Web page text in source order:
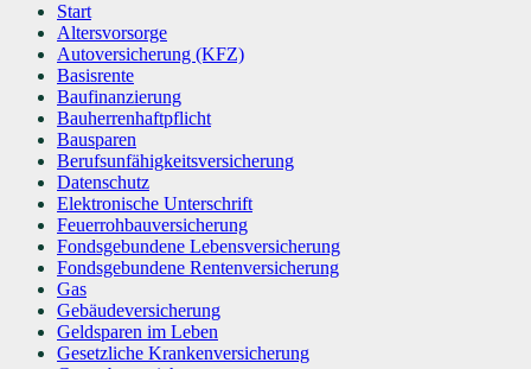
Start
Altersvorsorge
Autoversicherung (KFZ)
Basisrente
Baufinanzierung
Bauherrenhaftpflicht
Bausparen
Berufs­unfähigkeitsversicherung
Datenschutz
Elektronische Unterschrift
Feuerrohbauversicherung
Fondsgebundene Lebensversicherung
Fondsgebundene Rentenversicherung
Gas
Gebäudeversicherung
Geldsparen im Leben
Gesetzliche Krankenversicherung